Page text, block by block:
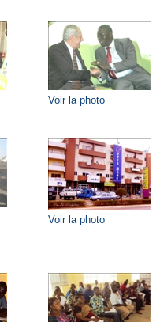
Voir la photo
Voir la photo